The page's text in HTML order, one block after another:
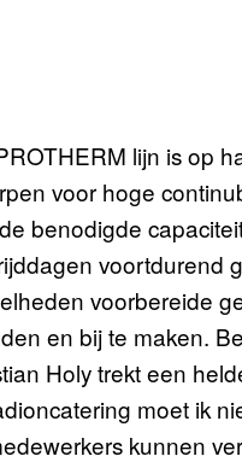
lijn is op
voor hoge
benodigde
voortdurend
voorbereide
en bij te maken.
Holy trekt een
moet ik
kunnen